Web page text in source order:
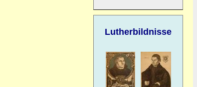
Lutherbildnisse